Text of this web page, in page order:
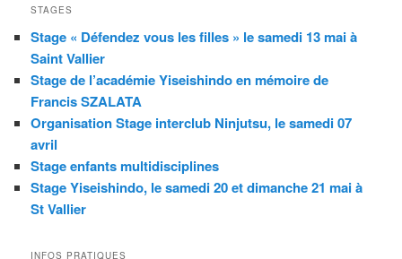
STAGES
Stage « Défendez vous les filles » le samedi 13 mai à
Saint Vallier
Stage de l’académie Yiseishindo en mémoire de
Francis SZALATA
Organisation Stage interclub Ninjutsu, le samedi 07
avril
Stage enfants multidisciplines
Stage Yiseishindo, le samedi 20 et dimanche 21 mai à
St Vallier
INFOS PRATIQUES